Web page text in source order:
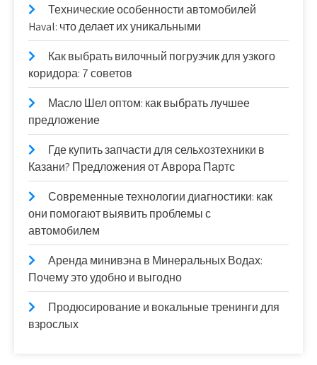
Технические особенности автомобилей
Haval: что делает их уникальными
Как выбрать вилочный погрузчик для узкого
коридора: 7 советов
Масло Шел оптом: как выбрать лучшее
предложение
Где купить запчасти для сельхозтехники в
Казани? Предложения от Аврора Партс
Современные технологии диагностики: как
они помогают выявить проблемы с
автомобилем
Аренда минивэна в Минеральных Водах:
Почему это удобно и выгодно
Продюсирование и вокальные тренинги для
взрослых